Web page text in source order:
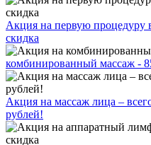
Акция на первую процедуру
скидка
комбинированный массаж -
Акция на массаж лица –
рублей!